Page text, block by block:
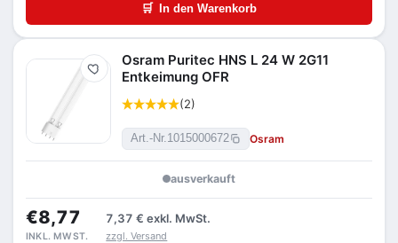
🛒 In den Warenkorb
Merken
Osram Puritec HNS L 24 W 2G11
Entkeimung OFR
(2)
Art.-Nr.1015000672 Osram
ausverkauft
€8,77 7,37 € exkl. MwSt.
INKL. MWST. zzgl. Versand